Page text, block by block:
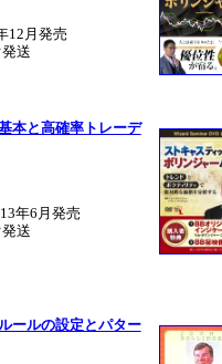
12月発売
送
本と高確率トレーデ
年6月発売
送
ールの設定とパター